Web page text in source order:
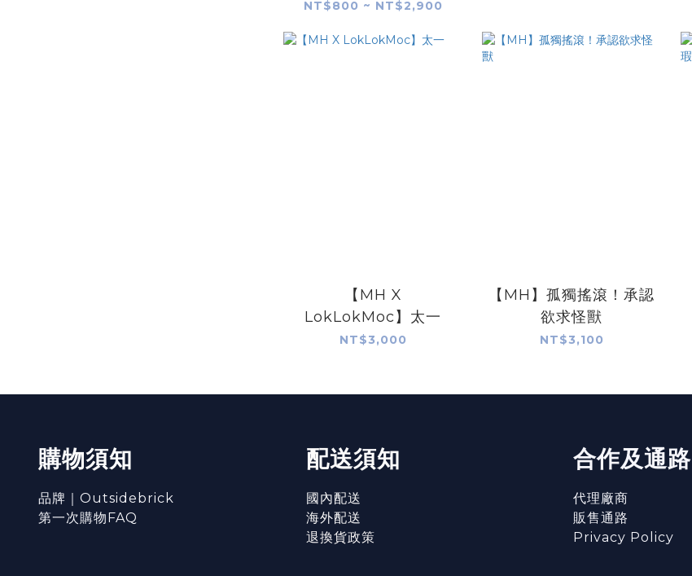
NT$800 ~ NT$2,900
【MH X
LokLokMoc】太一
NT$3,000
【MH】孤獨搖滾！承認
欲求怪獸
NT$3,100
購物須知
品牌｜Outsidebrick
第一次購物FAQ
配送須知
國內配送
海外配送
退換貨政策
合作及通路
代理廠商
販售通路
Privacy Policy